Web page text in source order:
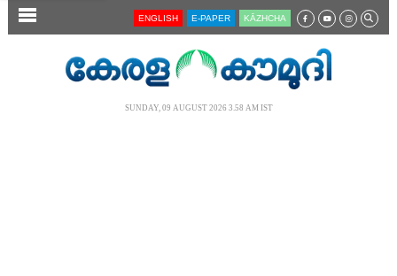
SECTIONS ENGLISH E-PAPER KĀZHCHA
SUNDAY, 09 AUGUST 2026 3.58 AM IST